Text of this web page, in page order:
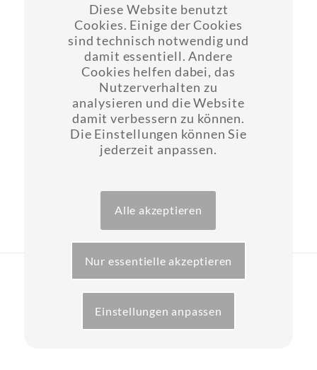
Auch wird diese Behandlung in einer Sitzung
durchgeführt. Die postoperativen Beschwerden sind
äußerst gering. Diese Therapie bieten wir Ihnen zu
einem sehr attraktiven Preis an (in der Regel 3,60 € pro
Zahn), der auch eine abschließende Zahnreinigung
(PZR) beinhaltet (zur Beseitigung der durch die
therapiebegleitend notwendige Spülung mit
Chlorhexidin auftretenden Zahnverfärbungen). Fragen
Sie uns, wir informieren Sie gerne.
Diese Website benutzt
Cookies. Einige der Cookies
sind technisch notwendig und
damit essentiell. Andere
Cookies helfen dabei, das
Nutzerverhalten zu
analysieren und die Website
damit verbessern zu können.
Die Einstellungen können Sie
jederzeit anpassen.
Alle akzeptieren
Nur essentielle akzeptieren
Einstellungen anpassen